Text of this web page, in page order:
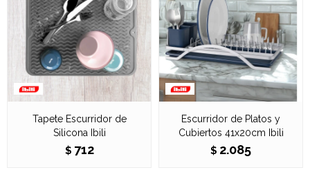
Tapete Escurridor de
Silicona Ibili
$ 712
Escurridor de Platos y
Cubiertos 41x20cm Ibili
$ 2.085